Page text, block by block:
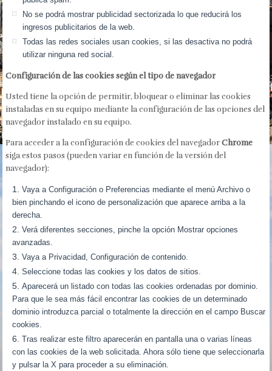
No se podrá mostrar publicidad sectorizada lo que reducirá los
ingresos publicitarios de la web.
Todas las redes sociales usan cookies, si las desactiva no podrá
utilizar ninguna red social.
Configuración de las cookies según el tipo de navegador
Usted tiene la opción de permitir, bloquear o eliminar las cookies
instaladas en su equipo mediante la configuración de las opciones del
navegador instalado en su equipo.
Para acceder a la configuración de cookies del navegadorChrome
siga estos pasos (pueden variar en función de la versión del
navegador):
Vaya a Configuración o Preferencias mediante el menú Archivo o
bien pinchando el icono de personalización que aparece arriba a la
derecha.
Verá diferentes secciones, pinche la opción Mostrar opciones
avanzadas.
Vaya a Privacidad, Configuración de contenido.
Seleccione todas las cookies y los datos de sitios.
Aparecerá un listado con todas las cookies ordenadas por dominio.
Para que le sea más fácil encontrar las cookies de un determinado
dominio introduzca parcial o totalmente la dirección en el campo Buscar
cookies.
Tras realizar este filtro aparecerán en pantalla una o varias líneas
con las cookies de la web solicitada. Ahora sólo tiene que seleccionarla
y pulsar la X para proceder a su eliminación.